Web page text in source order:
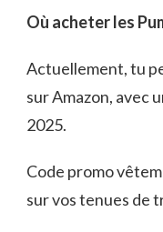
Où acheter les
Actuellement, tu
sur Amazon, avec
2025.
Code promo
sur vos tenues de